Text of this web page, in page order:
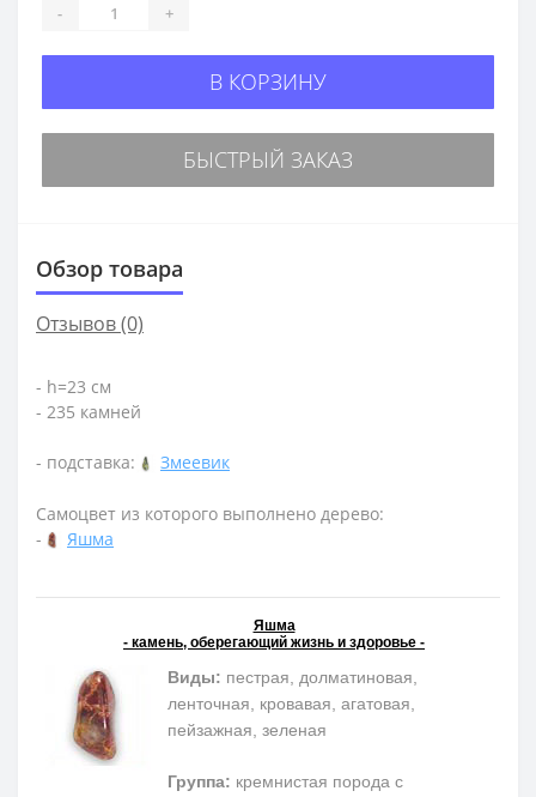
- +
В КОРЗИНУ
БЫСТРЫЙ ЗАКАЗ
Обзор товара
Отзывов (0)
- h=23 см
- 235 камней
- подставка: Змеевик
Самоцвет из которого выполнено дерево:
-
Яшма
Яшма
- камень, оберегающий жизнь и здоровье -
Виды: пестрая, долматиновая,
ленточная, кровавая, агатовая,
пейзажная, зеленая
Группа: кремнистая порода с